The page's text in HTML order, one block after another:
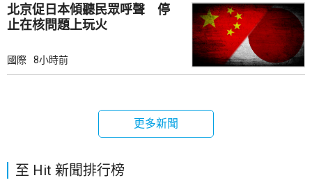
北京促日本傾聽民眾呼聲 停
止在核問題上玩火
國際 8小時前
更多新聞
至 Hit 新聞排行榜